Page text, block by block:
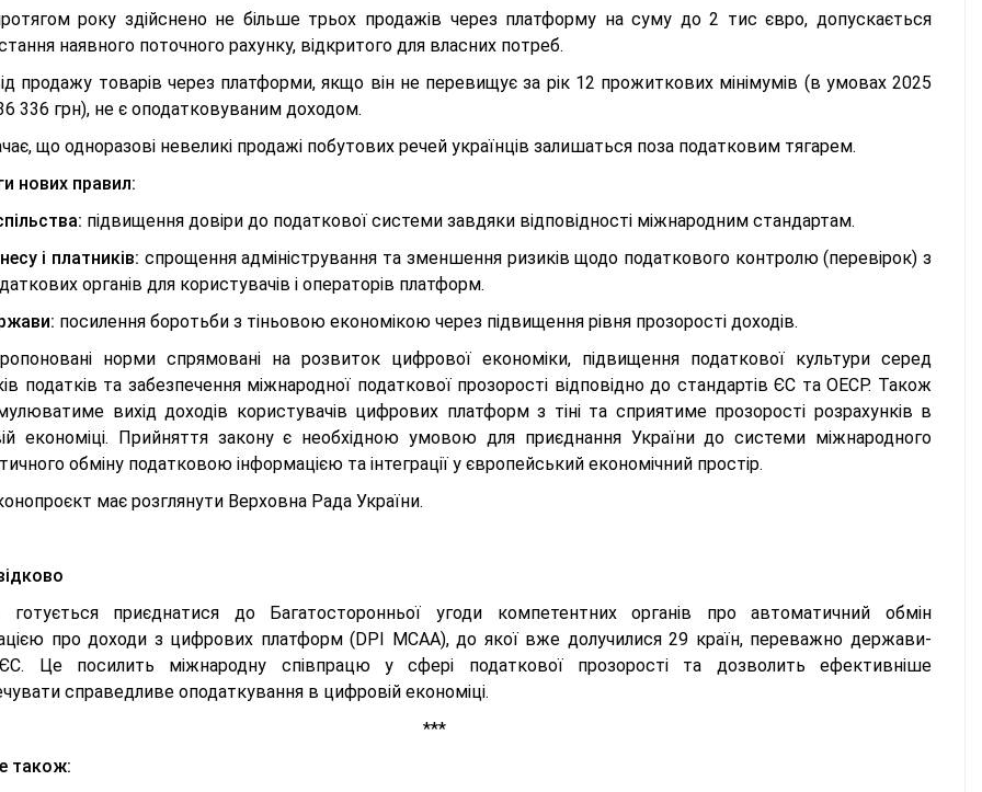
року здійснено не більше трьох продажів через платформу на суму до 2 тис євро, допускається
наявного поточного рахунку, відкритого для власних потреб.
продажу товарів через платформи, якщо він не перевищує за рік 12 прожиткових мінімумів (в умовах 2025
336 грн), не є оподатковуваним доходом.
що одноразові невеликі продажі побутових речей українців залишаться поза податковим тягарем.
нових правил:
підвищення довіри до податкової системи завдяки відповідності міжнародним стандартам.
і платників: спрощення адміністрування та зменшення ризиків щодо податкового контролю (перевірок) з
органів для користувачів і операторів платформ.
посилення боротьби з тіньовою економікою через підвищення рівня прозорості доходів.
норми спрямовані на розвиток цифрової економіки, підвищення податкової культури серед
податків та забезпечення міжнародної податкової прозорості відповідно до стандартів ЄС та ОЕСР. Також
вихід доходів користувачів цифрових платформ з тіні та сприятиме прозорості розрахунків в
економіці. Прийняття закону є необхідною умовою для приєднання України до системи міжнародного
обміну податковою інформацією та інтеграції у європейський економічний простір.
має розглянути Верховна Рада України.
готується приєднатися до Багатосторонньої угоди компетентних органів про автоматичний обмін
про доходи з цифрових платформ (DPI MCAA), до якої вже долучилися 29 країн, переважно держави-
Це посилить міжнародну співпрацю у сфері податкової прозорості та дозволить ефективніше
справедливе оподаткування в цифровій економіці.
***
також: